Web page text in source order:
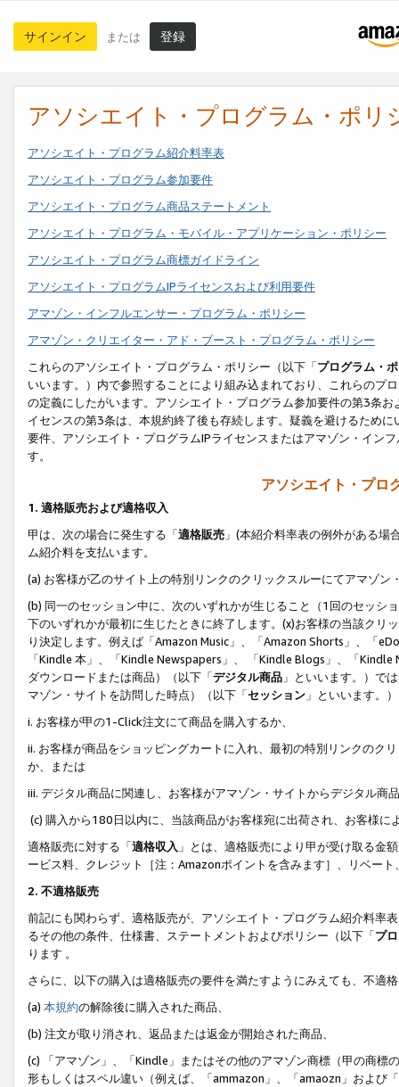
サインイン または 登録
アソシエイト・プログラム・ポリ
アソシエイト・プログラム紹介料率表
アソシエイト・プログラム参加要件
アソシエイト・プログラム商品ステートメント
アソシエイト・プログラム・モバイル・アプリケーション・ポリシー
アソシエイト・プログラム商標ガイドライン
アソシエイト・プログラムIPライセンスおよび利用要件
アマゾン・インフルエンサー・プログラム・ポリシー
アマゾン・クリエイター・アド・ブースト・プログラム・ポリシー
これらのアソシエイト・プログラム・ポリシー（以下「プログラム・
いいます。）内で参照することにより組み込まれており、これらのプ
の定義にしたがいます。アソシエイト・プログラム参加要件の第3条
イセンスの第3条は、本規約終了後も存続します。疑義を避けるため
要件、アソシエイト・プログラムIPライセンスまたはアマゾン・イン
す。
アソシエイト・プロ
1. 適格販売および適格収入
甲は、次の場合に発生する「適格販売 」(本紹介料率表の例外がある
ム紹介料を支払います。
(a) お客様が乙のサイト上の特別リンクのクリックスルーにてアマゾン
(b) 同一のセッション中に、次のいずれかが生じること（1回のセッシ
下のいずれかが最初に生じたときに終了します。(x)お客様の当該ク
り決定します。例えば「Amazon Music」、「Amazon Shorts」、「
「Kindle 本」、「Kindle Newspapers」、 「Kindle Blogs」、「
ダウンロードまたは商品）（以下「デジタル商品 」といいます。）で
マゾン・サイトを訪問した時点）（以下「セッション 」といいます。
i. お客様が甲の1-Click注文にて商品を購入するか、
ii. お客様が商品をショッピングカートに入れ、最初の特別リンクのク
か、または
iii. デジタル商品に関連し、お客様がアマゾン・サイトからデジタル
(c) 購入から180日以内に、当該商品がお客様宛に出荷され、お客様
適格販売に対する「適格収入 」とは、適格販売により甲が受け取る金
ービス料、クレジット［注：Amazonポイントを含みます］、リベー
2. 不適格販売
前記にも関わらず、適格販売が、アソシエイト・プログラム紹介料率
るその他の条件、仕様書、ステートメントおよびポリシー（以下「プ
ります 。
さらに、以下の購入は適格販売の要件を満たすようにみえても、不適
(a) 本規約の解除後に購入された商品、
(b) 注文が取り消され、返品または返金が開始された商品、
(c) 「アマゾン」、「Kindle」またはその他のアマゾン商標（甲の商
形もしくはスペル違い（例えば、「ammazon」、「amaozn」および